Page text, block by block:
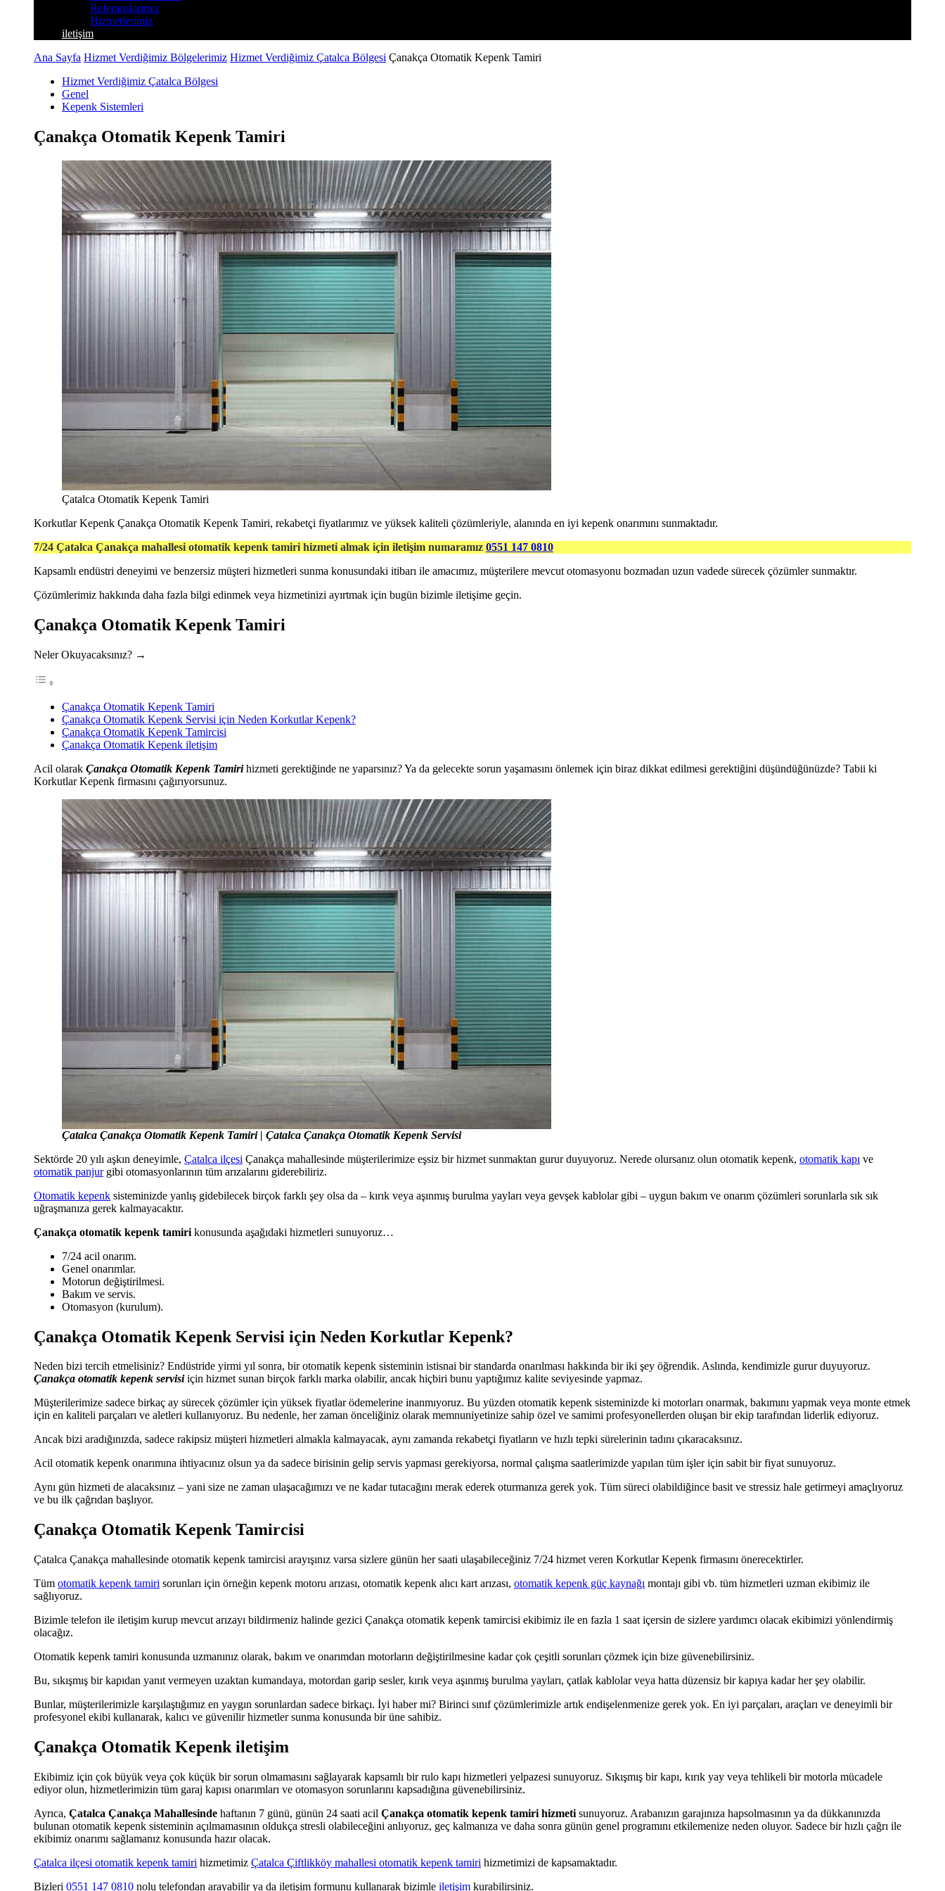
Referanslarımız
Hizmetlerimiz
iletişim
Ana Sayfa Hizmet Verdiğimiz Bölgelerimiz Hizmet Verdiğimiz Çatalca Bölgesi Çanakça Otomatik Kepenk Tamiri
Hizmet Verdiğimiz Çatalca Bölgesi
Genel
Kepenk Sistemleri
Çanakça Otomatik Kepenk Tamiri
Çatalca Otomatik Kepenk Tamiri
Korkutlar Kepenk Çanakça Otomatik Kepenk Tamiri, rekabetçi fiyatlarımız ve yüksek kaliteli çözümleriyle, alanında en iyi kepenk onarımını sunmaktadır.
7/24 Çatalca Çanakça mahallesi otomatik kepenk tamiri hizmeti almak için iletişim numaramız 0551 147 0810
Kapsamlı endüstri deneyimi ve benzersiz müşteri hizmetleri sunma konusundaki itibarı ile amacımız, müşterilere mevcut otomasyonu bozmadan uzun vadede sürecek çözümler sunmaktır.
Çözümlerimiz hakkında daha fazla bilgi edinmek veya hizmetinizi ayırtmak için bugün bizimle iletişime geçin.
Çanakça Otomatik Kepenk Tamiri
Neler Okuyacaksınız? →
Çanakça Otomatik Kepenk Tamiri
Çanakça Otomatik Kepenk Servisi için Neden Korkutlar Kepenk?
Çanakça Otomatik Kepenk Tamircisi
Çanakça Otomatik Kepenk iletişim
Acil olarak Çanakça Otomatik Kepenk Tamirihizmeti gerektiğinde ne yaparsınız? Ya da gelecekte sorun yaşamasını önlemek için biraz dikkat edilmesi gerektiğini düşündüğünüzde? Tabii ki
Korkutlar Kepenk firmasını çağırıyorsunuz.
Çatalca Çanakça Otomatik Kepenk Tamiri | Çatalca Çanakça Otomatik Kepenk Servisi
Sektörde 20 yılı aşkın deneyimle, Çatalca ilçesi Çanakça mahallesinde müşterilerimize eşsiz bir hizmet sunmaktan gurur duyuyoruz. Nerede olursanız olun otomatik kepenk, otomatik kapı ve
otomatik panjurgibi otomasyonlarının tüm arızalarını giderebiliriz.
Otomatik kepenk sisteminizde yanlış gidebilecek birçok farklı şey olsa da – kırık veya aşınmış burulma yayları veya gevşek kablolar gibi – uygun bakım ve onarım çözümleri sorunlarla sık sık
uğraşmanıza gerek kalmayacaktır.
Çanakça otomatik kepenk tamiri konusunda aşağıdaki hizmetleri sunuyoruz…
7/24 acil onarım.
Genel onarımlar.
Motorun değiştirilmesi.
Bakım ve servis.
Otomasyon (kurulum).
Çanakça Otomatik Kepenk Servisi için Neden Korkutlar Kepenk?
Neden bizi tercih etmelisiniz? Endüstride yirmi yıl sonra, bir otomatik kepenk sisteminin istisnai bir standarda onarılması hakkında bir iki şey öğrendik. Aslında, kendimizle gurur duyuyoruz.
Çanakça otomatik kepenk servisiiçin hizmet sunan birçok farklı marka olabilir, ancak hiçbiri bunu yaptığımız kalite seviyesinde yapmaz.
Müşterilerimize sadece birkaç ay sürecek çözümler için yüksek fiyatlar ödemelerine inanmıyoruz. Bu yüzden otomatik kepenk sisteminizde ki motorları onarmak, bakımını yapmak veya monte etmek
için en kaliteli parçaları ve aletleri kullanıyoruz. Bu nedenle, her zaman önceliğiniz olarak memnuniyetinize sahip özel ve samimi profesyonellerden oluşan bir ekip tarafından liderlik ediyoruz.
Ancak bizi aradığınızda, sadece rakipsiz müşteri hizmetleri almakla kalmayacak, aynı zamanda rekabetçi fiyatların ve hızlı tepki sürelerinin tadını çıkaracaksınız.
Acil otomatik kepenk onarımına ihtiyacınız olsun ya da sadece birisinin gelip servis yapması gerekiyorsa, normal çalışma saatlerimizde yapılan tüm işler için sabit bir fiyat sunuyoruz.
Aynı gün hizmeti de alacaksınız – yani size ne zaman ulaşacağımızı ve ne kadar tutacağını merak ederek oturmanıza gerek yok. Tüm süreci olabildiğince basit ve stressiz hale getirmeyi amaçlıyoruz
ve bu ilk çağrıdan başlıyor.
Çanakça Otomatik Kepenk Tamircisi
Çatalca Çanakça mahallesinde otomatik kepenk tamircisi arayışınız varsa sizlere günün her saati ulaşabileceğiniz 7/24 hizmet veren Korkutlar Kepenk firmasını önerecektirler.
Tüm otomatik kepenk tamiri sorunları için örneğin kepenk motoru arızası, otomatik kepenk alıcı kart arızası, otomatik kepenk güç kaynağı montajı gibi vb. tüm hizmetleri uzman ekibimiz ile
sağlıyoruz.
Bizimle telefon ile iletişim kurup mevcut arızayı bildirmeniz halinde gezici Çanakça otomatik kepenk tamircisi ekibimiz ile en fazla 1 saat içersin de sizlere yardımcı olacak ekibimizi yönlendirmiş
olacağız.
Otomatik kepenk tamiri konusunda uzmanınız olarak, bakım ve onarımdan motorların değiştirilmesine kadar çok çeşitli sorunları çözmek için bize güvenebilirsiniz.
Bu, sıkışmış bir kapıdan yanıt vermeyen uzaktan kumandaya, motordan garip sesler, kırık veya aşınmış burulma yayları, çatlak kablolar veya hatta düzensiz bir kapıya kadar her şey olabilir.
Bunlar, müşterilerimizle karşılaştığımız en yaygın sorunlardan sadece birkaçı. İyi haber mi? Birinci sınıf çözümlerimizle artık endişelenmenize gerek yok. En iyi parçaları, araçları ve deneyimli bir
profesyonel ekibi kullanarak, kalıcı ve güvenilir hizmetler sunma konusunda bir üne sahibiz.
Çanakça Otomatik Kepenk iletişim
Ekibimiz için çok büyük veya çok küçük bir sorun olmamasını sağlayarak kapsamlı bir rulo kapı hizmetleri yelpazesi sunuyoruz. Sıkışmış bir kapı, kırık yay veya tehlikeli bir motorla mücadele
ediyor olun, hizmetlerimizin tüm garaj kapısı onarımları ve otomasyon sorunlarını kapsadığına güvenebilirsiniz.
Ayrıca, Çatalca Çanakça Mahallesinde haftanın 7 günü, günün 24 saati acil Çanakça otomatik kepenk tamiri hizmeti sunuyoruz. Arabanızın garajınıza hapsolmasının ya da dükkanınızda
bulunan otomatik kepenk sisteminin açılmamasının oldukça stresli olabileceğini anlıyoruz, geç kalmanıza ve daha sonra günün genel programını etkilemenize neden oluyor. Sadece bir hızlı çağrı ile
ekibimiz onarımı sağlamanız konusunda hazır olacak.
Çatalca ilçesi otomatik kepenk tamiri hizmetimiz Çatalca Çiftlikköy mahallesi otomatik kepenk tamiri hizmetimizi de kapsamaktadır.
Bizleri 0551 147 0810 nolu telefondan arayabilir ya da iletişim formunu kullanarak bizimle iletişim kurabilirsiniz.